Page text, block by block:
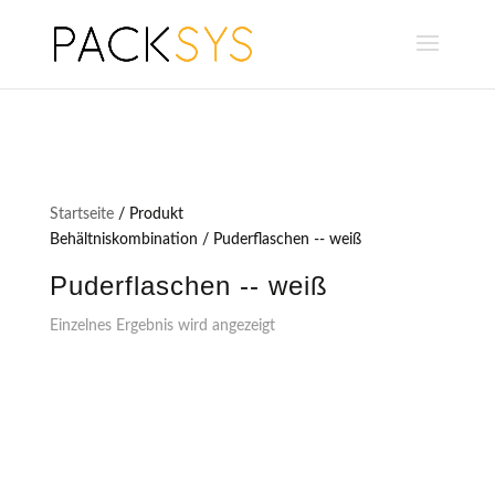
Startseite/ Produkt
Behältniskombination / Puderflaschen -- weiß
Puderflaschen -- weiß
Einzelnes Ergebnis wird angezeigt